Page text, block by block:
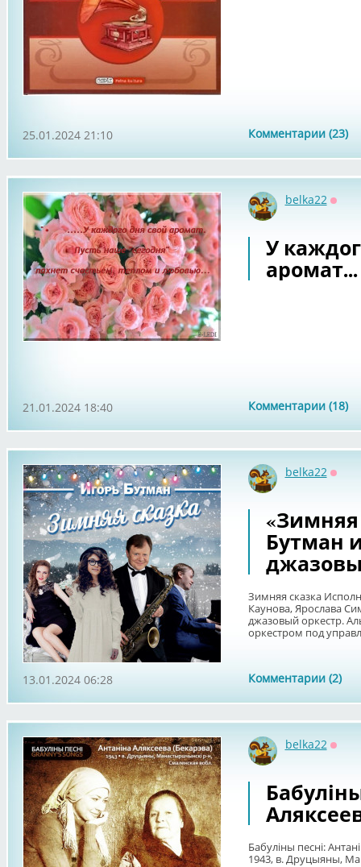
Комментарии (23)
25.01.2024 21:10
belka22
У
аромат...
Комментарии (18)
21.01.2024 18:40
belka22
«Зимняя
Бутман
Зимняя сказка
Каунова, Ярослава
джазовый оркестр.
оркестром под
Комментарии (2)
13.01.2024 06:28
belka22
Бабуліны песні:
1943, в. Друцыяны,